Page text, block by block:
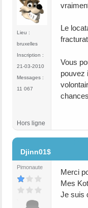
Lieu :
bruxelles
Inscription :
21-03-2010
Messages :
11 067
Le
Vous
pouvez
Hors ligne
Djinn01$
Pimonaute
Merci
Mes
Je suis